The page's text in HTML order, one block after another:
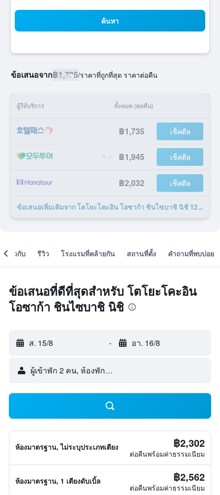
ค้นหา
ข้อเสนอจาก฿1,735/ราคาที่ถูกที่สุด ราคาต่อคืน
ผู้ให้บริการ ทั้งหมด (ต่อคืน)
฿1,735 เช็คดีล
฿1,945 เช็คดีล
฿2,032 เช็คดีล
ข้อเสนอเพิ่มเติมจาก โตโยะโคะอิน โอซาก้า ชินไซบาชิ นิชิ 12 รายการ
เกี่ยวกับ รีวิว โรงแรมที่คล้ายกัน สถานที่ตั้ง คำถามที่พบบ่อย
ข้อเสนอที่ดีที่สุดสำหรับ โตโยะโคะอิน
โอซาก้า ชินไซบาชิ นิชิ
ส. 15/8 - อา. 16/8
ผู้เข้าพัก 2 คน, ห้องพัก 1 ห้อง
ห้องมาตรฐาน, ไม่ระบุประเภทเตียง ฿2,302
ต่อคืนพร้อมค่าธรรมเนียม
ห้องมาตรฐาน, 1 เตียงดับเบิ้ล ฿2,562
ต่อคืนพร้อมค่าธรรมเนียม